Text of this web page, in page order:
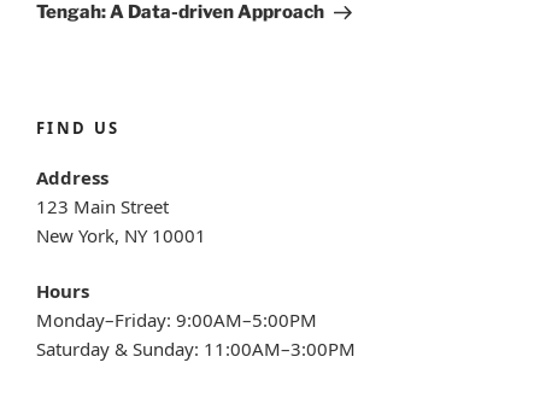
Tengah: A Data-driven Approach
FIND US
Address
123 Main Street
New York, NY 10001
Hours
Monday–Friday: 9:00AM–5:00PM
Saturday & Sunday: 11:00AM–3:00PM